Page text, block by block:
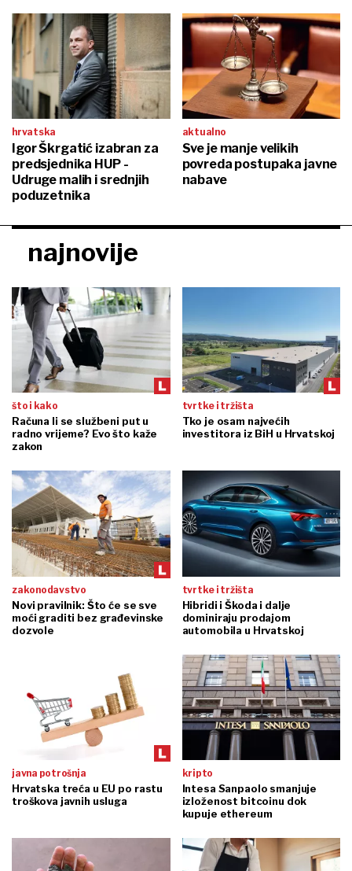
hrvatska
Igor Škrgatić izabran za
predsjednika HUP -
Udruge malih i srednjih
poduzetnika
aktualno
Sve je manje velikih
povreda postupaka javne
nabave
najnovije
što i kako
Računa li se službeni put u
radno vrijeme? Evo što kaže
zakon
tvrtke i tržišta
Tko je osam najvećih
investitora iz BiH u Hrvatskoj
zakonodavstvo
Novi pravilnik: Što će se sve
moći graditi bez građevinske
dozvole
tvrtke i tržišta
Hibridi i Škoda i dalje
dominiraju prodajom
automobila u Hrvatskoj
javna potrošnja
Hrvatska treća u EU po rastu
troškova javnih usluga
kripto
Intesa Sanpaolo smanjuje
izloženost bitcoinu dok
kupuje ethereum